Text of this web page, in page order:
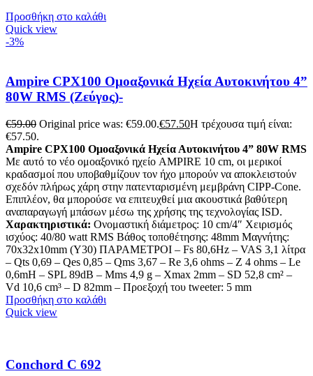
Προσθήκη στο καλάθι
Quick view
-3%
Ampire CPX100 Ομοαξονικά Ηχεία Αυτοκινήτου 4”
80W RMS (Ζεύγος)-
€59.00 Original price was: €59.00.€57.50Η τρέχουσα τιμή είναι:
€57.50.
Ampire CPX100 Ομοαξονικά Ηχεία Αυτοκινήτου 4” 80W RMS
Με αυτό το νέο ομοαξονικό ηχείο AMPIRE 10 cm, οι μερικοί
κραδασμοί που υποβαθμίζουν τον ήχο μπορούν να αποκλειστούν
σχεδόν πλήρως χάρη στην πατενταρισμένη μεμβράνη CIPP-Cone.
Επιπλέον, θα μπορούσε να επιτευχθεί μια ακουστικά βαθύτερη
αναπαραγωγή μπάσων μέσω της χρήσης της τεχνολογίας ISD.
Χαρακτηριστικά: Ονομαστική διάμετρος: 10 cm/4″ Χειρισμός
ισχύος: 40/80 watt RMS Βάθος τοποθέτησης: 48mm Μαγνήτης:
70x32x10mm (Y30) ΠΑΡΑΜΕΤΡΟΙ – Fs 80,6Hz – VAS 3,1 λίτρα
– Qts 0,69 – Qes 0,85 – Qms 3,67 – Re 3,6 ohms – Z 4 ohms – Le
0,6mH – SPL 89dB – Mms 4,9 g – Xmax 2mm – SD 52,8 cm² –
Vd 10,6 cm³ – D 82mm – Προεξοχή του tweeter: 5 mm
Προσθήκη στο καλάθι
Quick view
Conchord C 692